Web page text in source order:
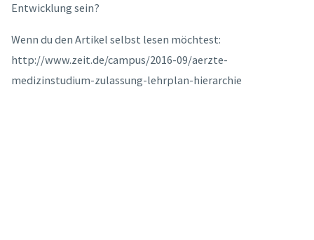
Entwicklung sein?
Wenn du den Artikel selbst lesen möchtest:
http://www.zeit.de/campus/2016-09/aerzte-
medizinstudium-zulassung-lehrplan-hierarchie